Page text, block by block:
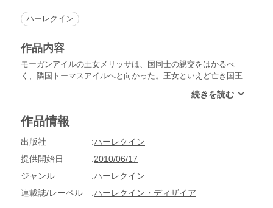
ハーレクイン
作品内容
モーガンアイルの王女メリッサは、国同士の親交をはかるべ
く、隣国トーマスアイルへと向かった。王女といえど亡き国王
孤独を感じていた。今回の訪問は、そんな彼女に任された初め
く迎えてくれたのは次期国王のクリス王子だった。しかも二週
で親しみやすいクリスに、メリッサはたちまち心を開いた。彼
がほほ笑みの裏に残酷な計画を秘めているとは、夢にも思わず
作品情報
出版社
ハーレクイン
提供開始日
2010/06/17
ジャンル
ハーレクイン
連載誌/レーベル
ハーレクイン・ディザイア